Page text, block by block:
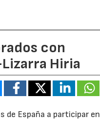
con
Hiria
de España a participar en